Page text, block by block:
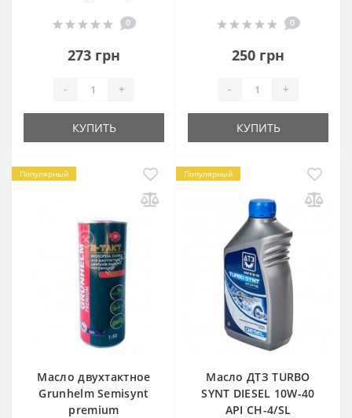
0
273 грн
- +
КУПИТЬ
0
250 грн
- +
КУПИТЬ
Популярный
Масло двухтактное
Grunhelm Semisynt
premium
Популярный
Масло ДТЗ TURBO
SYNT DIESEL 10W-40
API CH-4/SL